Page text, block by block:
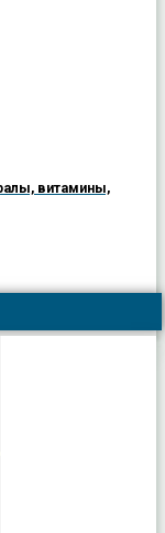
витамины,